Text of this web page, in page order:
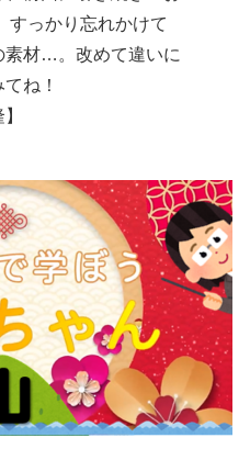
すっかり忘れかけて
素材…。改めて違いに
ね！